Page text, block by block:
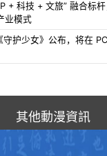
+ 科技 + 文旅” 融合标
业模式
守护少女》公布，将在
其他動漫資訊